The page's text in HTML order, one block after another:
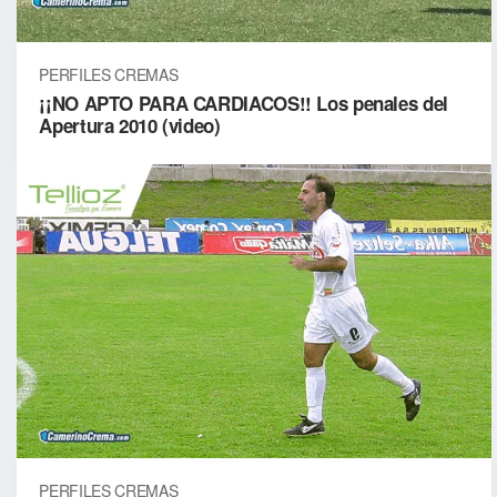
PERFILES CREMAS
¡¡NO APTO PARA CARDIACOS!! Los penales del
Apertura 2010 (video)
PERFILES CREMAS